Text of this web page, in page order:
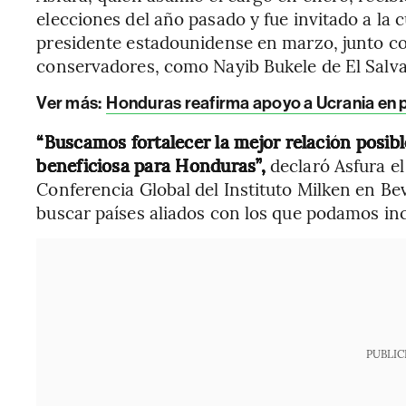
elecciones del año pasado y fue invitado a la
presidente estadounidense en marzo, junto
conservadores, como Nayib Bukele de El
Ver más: Honduras reafirma apoyo a Ucrania
“Buscamos fortalecer la mejor relación
beneficiosa para Honduras”,declaró Asfura
Conferencia Global del Instituto Milken en
buscar países aliados con los que podamos